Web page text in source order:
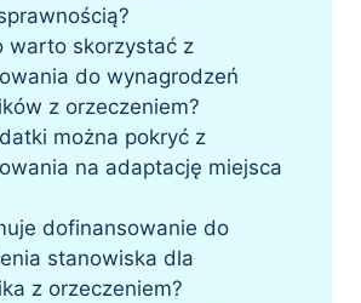
warto skorzystać z
do wynagrodzeń
z orzeczeniem?
można pokryć z
na adaptację miejsca
dofinansowanie do
stanowiska dla
z orzeczeniem?